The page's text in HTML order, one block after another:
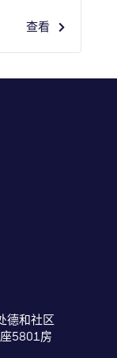
查看
德和社区
5801房